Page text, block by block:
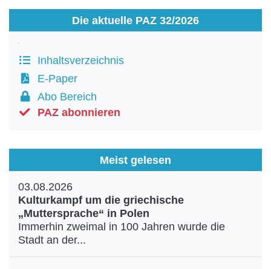
Die aktuelle PAZ 32/2026
Inhaltsverzeichnis
E-Paper
Abo Bereich
PAZ abonnieren
Meist gelesen
03.08.2026
Kulturkampf um die griechische
„Muttersprache“ in Polen
Immerhin zweimal in 100 Jahren wurde die
Stadt an der...